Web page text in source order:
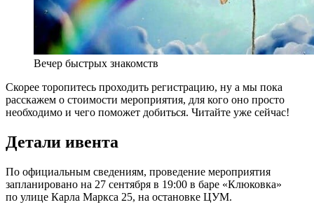
Вечер быстрых знакомств
Скорее торопитесь проходить регистрацию, ну а мы пока
расскажем о стоимости мероприятия, для кого оно просто
необходимо и чего поможет добиться. Читайте уже сейчас!
Детали ивента
По официальным сведениям, проведение мероприятия
запланировано на 27 сентября в 19:00 в баре «Клюковка»
по улице Карла Маркса 25, на остановке ЦУМ.